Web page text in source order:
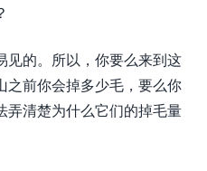
见的。所以，你要么来到这
之前你会掉多少毛，要么你
弄清楚为什么它们的掉毛量